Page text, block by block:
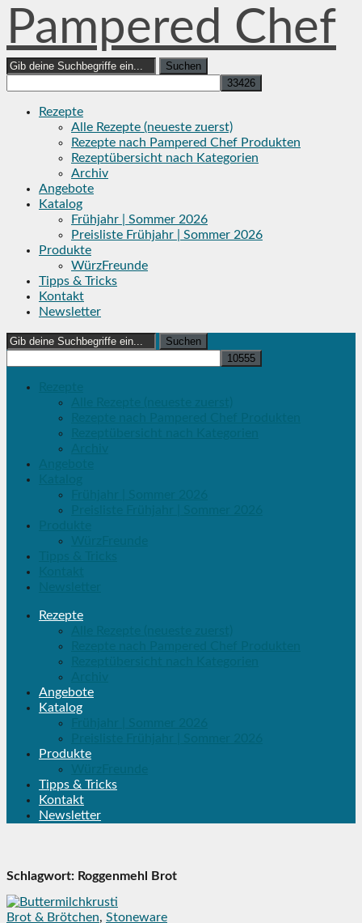
Pampered Chef
Search
for:
Rezepte
Alle Rezepte (neueste zuerst)
Rezepte nach Pampered Chef Produkten
Rezeptübersicht nach Kategorien
Archiv
Angebote
Katalog
Frühjahr | Sommer 2026
Preisliste Frühjahr | Sommer 2026
Produkte
WürzFreunde
Tipps & Tricks
Kontakt
Newsletter
Search
for:
Rezepte
Angebote
Katalog
Produkte
Tipps & Tricks
Kontakt
Newsletter
Schlagwort: Roggenmehl Brot
Brot & Brötchen, Stoneware